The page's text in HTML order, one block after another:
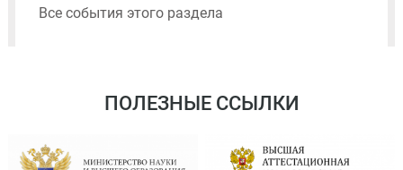
Все события этого раздела
ПОЛЕЗНЫЕ ССЫЛКИ